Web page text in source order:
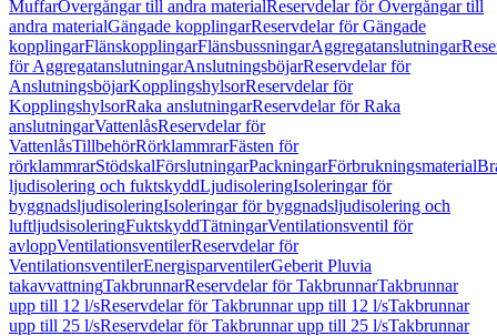
MuffarÖvergångar till andra materialReservdelar för Övergångar till
andra materialGängade kopplingarReservdelar för Gängade
kopplingarFlänskopplingarFlänsbussningarAggregatanslutningar
för AggregatanslutningarAnslutningsböjarReservdelar för
AnslutningsböjarKopplingshylsorReservdelar för
KopplingshylsorRaka anslutningarReservdelar för Raka
anslutningarVattenlåsReservdelar för
VattenlåsTillbehörRörklammrarFästen för
rörklammrarStödskalFörslutningarPackningarFörbrukningsmaterial
ljudisolering och fuktskyddLjudisoleringIsoleringar för
byggnadsljudisoleringIsoleringar för byggnadsljudisolering och
luftljudsisoleringFuktskyddTätningarVentilationsventil för
avloppVentilationsventilerReservdelar för
VentilationsventilerEnergisparventilerGeberit Pluvia
takavvattningTakbrunnarReservdelar för TakbrunnarTakbrunnar
upp till 12 l/sReservdelar för Takbrunnar upp till 12 l/sTakbrunnar
upp till 25 l/sReservdelar för Takbrunnar upp till 25 l/sTakbrunnar